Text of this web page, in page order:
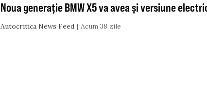
Noua generație BMW X5 va avea și versiune
Autocritica News Feed Acum 38 zile